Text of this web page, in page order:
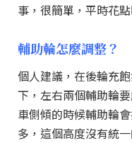
事，很簡單，平時花
輔助輪怎麼調整？
個人建議，在後輪充
下，左右兩個輔助輪
車側傾的時候輔助輪
多，這個高度沒有統